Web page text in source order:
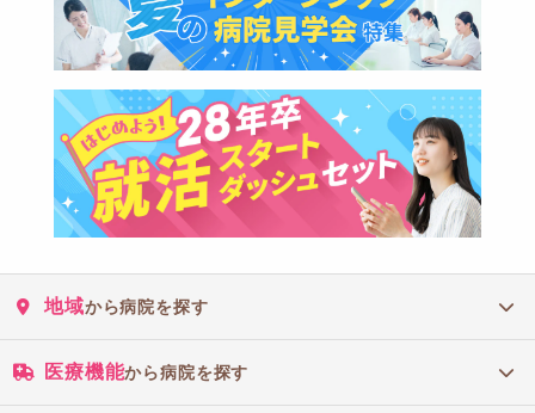
地域から病院を探す
医療機能から病院を探す